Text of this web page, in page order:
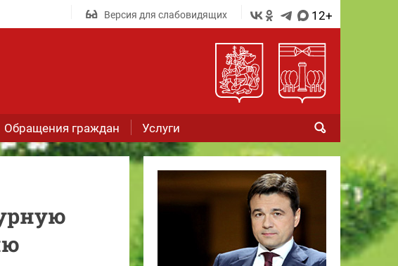
Версия для слабовидящих 12+
Обращения граждан Услуги